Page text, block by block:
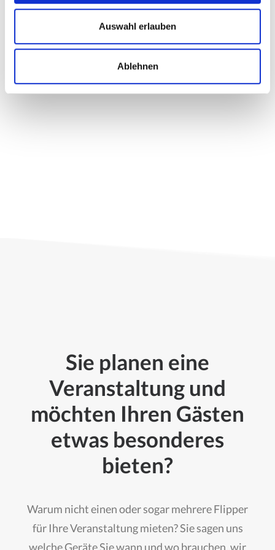
Auswahl erlauben
Ablehnen
Sie planen eine
Veranstaltung und
möchten Ihren Gästen
etwas besonderes
bieten?
Warum nicht einen oder sogar mehrere Flipper
für Ihre Veranstaltung mieten? Sie sagen uns
welche Geräte Sie wann und wo brauchen, wir